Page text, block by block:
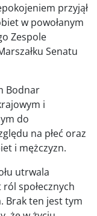
przyjął
w powołanym
Zespole
Senatu
Bodnar
i
do
na płeć oraz
i mężczyzn.
utrwala
społecznych
Brak ten jest tym